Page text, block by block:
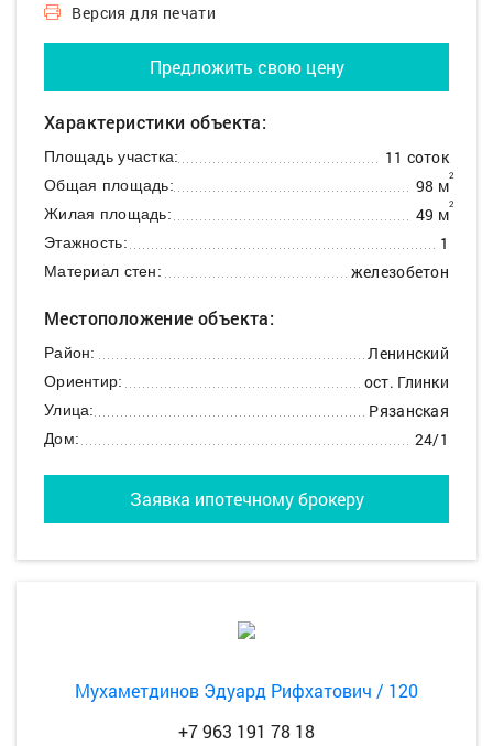
Версия для печати
Предложить свою цену
Характеристики объекта:
Площадь участка: 11 соток
Общая площадь: 98 м2
Жилая площадь: 49 м2
Этажность: 1
Материал стен: железобетон
Местоположение объекта:
Район: Ленинский
Ориентир: ост. Глинки
Улица: Рязанская
Дом: 24/1
Заявка ипотечному брокеру
Мухаметдинов Эдуард Рифхатович / 120
+7 963 191 78 18